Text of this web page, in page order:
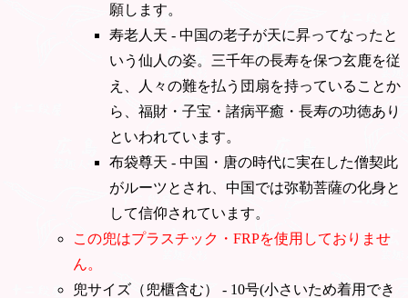
願します。
寿老人天 - 中国の老子が天に昇ってなったと
いう仙人の姿。三千年の長寿を保つ玄鹿を従
え、人々の難を払う団扇を持っていることか
ら、福財・子宝・諸病平癒・長寿の功徳あり
といわれています。
布袋尊天 - 中国・唐の時代に実在した僧契此
がルーツとされ、中国では弥勒菩薩の化身と
して信仰されています。
この兜はプラスチック・FRPを使用しておりませ
ん。
兜サイズ（兜櫃含む） - 10号(小さいため着用でき